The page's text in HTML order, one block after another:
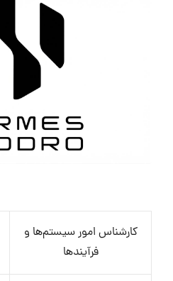
کارشناس امور سیستم‌ها و
فرآیندها